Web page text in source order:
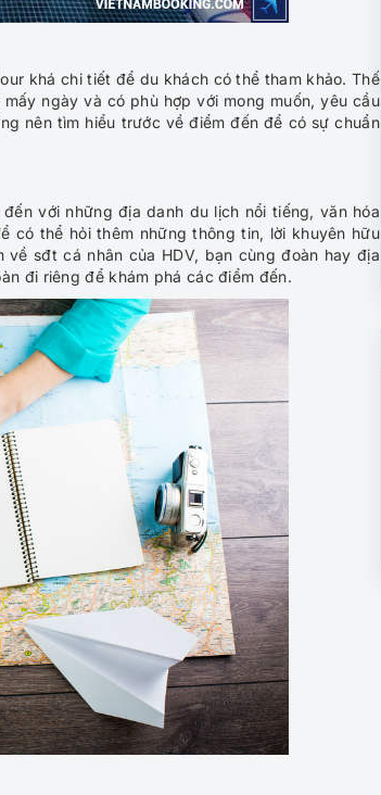
khá chi tiết để du khách có thể tham khảo. Thế
ngày và có phù hợp với mong muốn, yêu cầu
nên tìm hiểu trước về điểm đến để có sự chuẩn
với những địa danh du lịch nổi tiếng, văn hóa
có thể hỏi thêm những thông tin, lời khuyên hữu
sđt cá nhân của HDV, bạn cùng đoàn hay địa
đi riêng để khám phá các điểm đến.